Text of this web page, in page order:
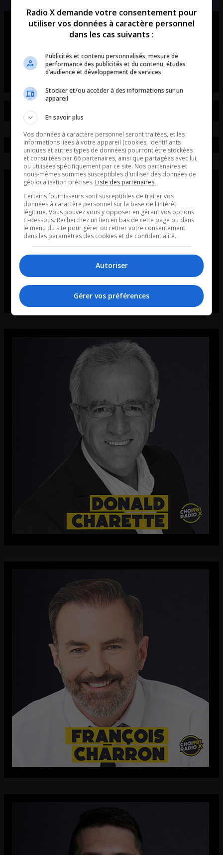
Ouellet en direct – Intégral du 07-
Ouellet en direct - Intégral du 07-08-2026
Radio X demande votre consentement pour
utiliser vos données à caractère personnel
dans les cas suivants :
Publicités et contenu personnalisés, mesure de
performance des publicités et du contenu, études
d’audience et développement de services
Stocker et/ou accéder à des informations sur un
appareil
En savoir plus
Vos données à caractère personnel seront traitées, et les
informations liées à votre appareil (cookies, identifiants
uniques et autres types de données) pourront être stockées
et consultées par 66 partenaires, ainsi que partagées avec lui,
ou utilisées spécifiquement par ce site. Nos partenaires et
nous-mêmes sommes susceptibles d'utiliser des données de
géolocalisation précises. Liste des partenaires.
Certains fournisseurs sont susceptibles de traiter vos
données à caractère personnel sur la base de l'intérêt
légitime. Vous pouvez vous y opposer en gérant vos options
ci-dessous. Recherchez un lien en bas de cette page ou dans
le menu du site pour gérer ou retirer votre consentement
dans les paramètres des cookies et de confidentialité.
Autoriser
Gérer vos préférences